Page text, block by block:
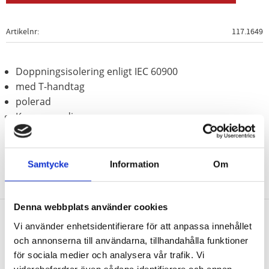
Samtycke Information Om
Denna webbplats använder cookies
Vi använder enhetsidentifierare för att anpassa innehållet
och annonserna till användarna, tillhandahålla funktioner
för sociala medier och analysera vår trafik. Vi
Artikelnr 117.1649
Doppningsisolering enligt IEC 60900
med T-handtag
polerad
Krom vanadium
Nyhetsbrev